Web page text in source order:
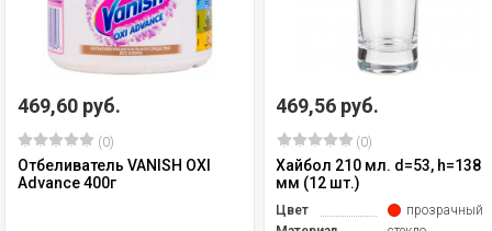
469,60 руб.
(0)
Отбеливатель VANISH OXI
Advance 400г
469,56 руб.
(0)
Хайбол 210 мл. d=53, h=138
мм (12 шт.)
Цвет
прозрачный